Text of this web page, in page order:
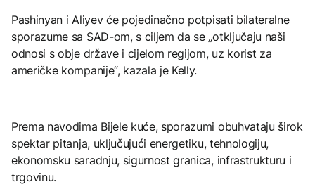
Pashinyan i Aliyev će pojedinačno potpisati bilateralne
sporazume sa SAD-om, s ciljem da se „otključaju naši
odnosi s obje države i cijelom regijom, uz korist za
američke kompanije“, kazala je Kelly.
Prema navodima Bijele kuće, sporazumi obuhvataju širok
spektar pitanja, uključujući energetiku, tehnologiju,
ekonomsku saradnju, sigurnost granica, infrastrukturu i
trgovinu.